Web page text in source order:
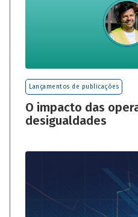
Lançamentos de publicações
O impacto das
desigualdades